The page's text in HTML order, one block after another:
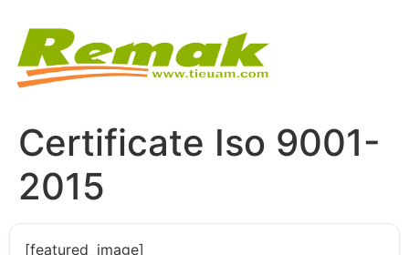
Certificate Iso 9001-
2015
[featured_image]